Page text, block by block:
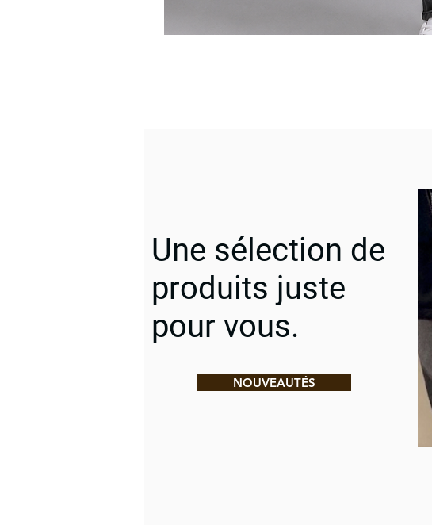
Une sélection de
produits juste
pour vous.
NOUVEAUTÉS